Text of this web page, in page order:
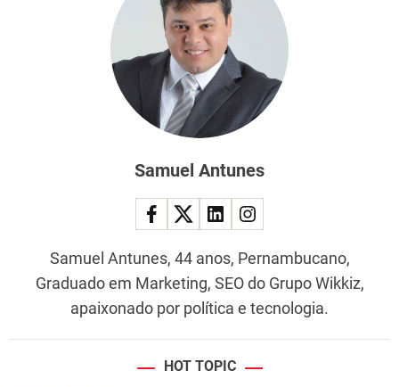
Samuel Antunes
Samuel Antunes, 44 anos, Pernambucano,
Graduado em Marketing, SEO do Grupo Wikkiz,
apaixonado por política e tecnologia.
HOT TOPIC